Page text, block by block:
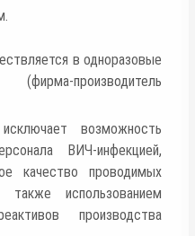
в одноразовые
производитель
возможность
ВИЧ-инфекцией,
качество проводимых
также использованием
производства